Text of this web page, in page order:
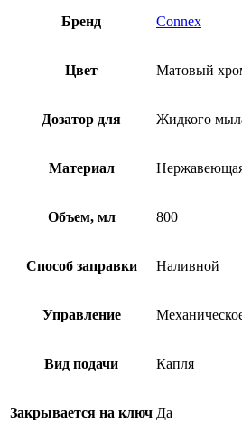
Бренд Connex
Цвет Матовый
Дозатор для Жидкого
Материал
Объем, мл 800
Способ заправки Наливной
Управление
Вид подачи Капля
Закрывается на ключ Да